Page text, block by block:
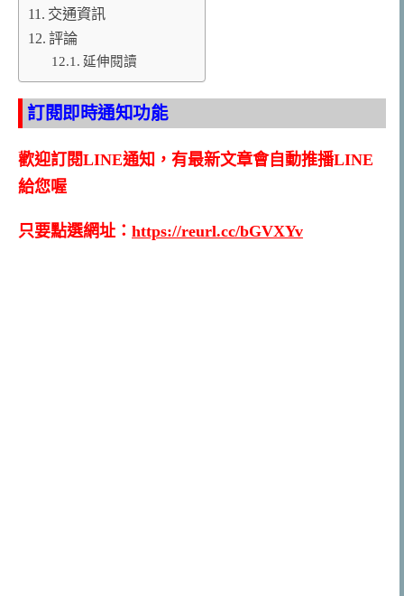
交通資訊
評論
延伸閱讀
訂閱即時通知功能
歡迎訂閱LINE通知，有最新文章會自動推播LINE
給您喔
只要點選網址： https://reurl.cc/bGVXYv